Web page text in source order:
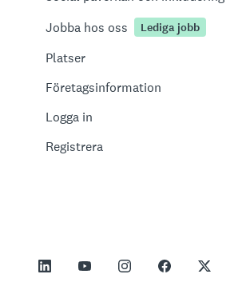
Jobba hos oss
Lediga jobb
Platser
Företagsinformation
Logga in
Registrera